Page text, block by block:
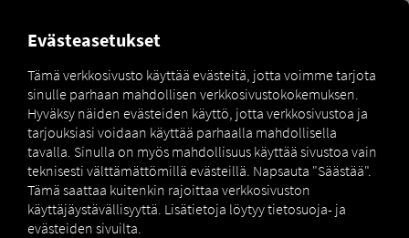
Marketplace Connectors project44 Connect
PROJECT44 YHDISTÄ
Evästeasetukset
Tämä verkkosivusto käyttää evästeitä, jotta voimme tarjota
sinulle parhaan mahdollisen verkkosivustokokemuksen.
Hyväksy näiden evästeiden käyttö, jotta verkkosivustoa ja
tarjouksiasi voidaan käyttää parhaalla mahdollisella
tavalla. Sinulla on myös mahdollisuus käyttää sivustoa vain
teknisesti välttämättömillä evästeillä. Napsauta "Säästää".
Tämä saattaa kuitenkin rajoittaa verkkosivuston
käyttäjäystävällisyyttä. Lisätietoja löytyy tietosuoja- ja
evästeiden sivuilta.